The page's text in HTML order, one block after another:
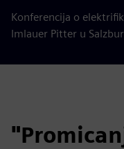
Konferencija o
Imlauer Pitter u